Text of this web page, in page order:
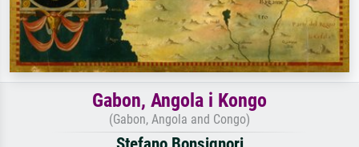
Gabon, Angola i Kongo
(Gabon, Angola and Congo)